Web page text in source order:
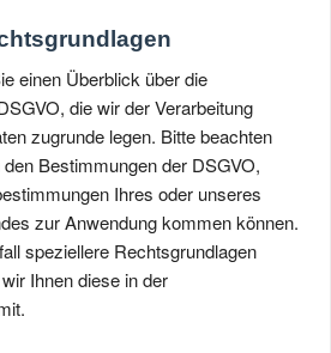
einen Überblick über die
die wir der Verarbeitung
zugrunde legen. Bitte beachten
Bestimmungen der DSGVO,
Ihres oder unseres
zur Anwendung kommen können.
speziellere Rechtsgrundlagen
Ihnen diese in der